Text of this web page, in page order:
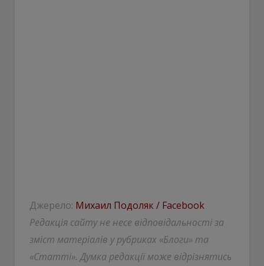
Джерело: Михаил Подоляк / Facebook
Редакція сайту не несе відповідальності за
зміст матеріалів у рубриках «Блоги» та
«Статті». Думка редакції може відрізнятись